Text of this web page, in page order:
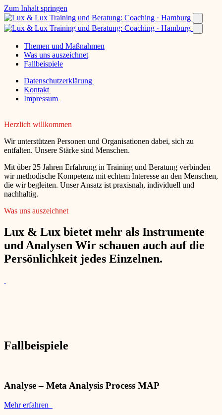
Zum Inhalt springen
Themen und Maßnahmen
Was uns auszeichnet
Fallbeispiele
Datenschutzerklärung
Kontakt
Impressum
Herzlich willkommen
Wir unterstützen Personen und Organisationen dabei, sich zu
entfalten. Unsere Stärke sind Menschen.
Mit über 25 Jahren Erfahrung in Training und Beratung verbinden
wir methodische Kompetenz mit echtem Interesse an den Menschen,
die wir begleiten. Unser Ansatz ist praxisnah, individuell und
nachhaltig.
Was uns auszeichnet
Lux & Lux bietet mehr als Instrumente
und Analysen Wir schauen auch auf die
Persönlichkeit jedes Einzelnen.
Fallbeispiele
Analyse – Meta Analysis Process MAP
Mehr erfahren